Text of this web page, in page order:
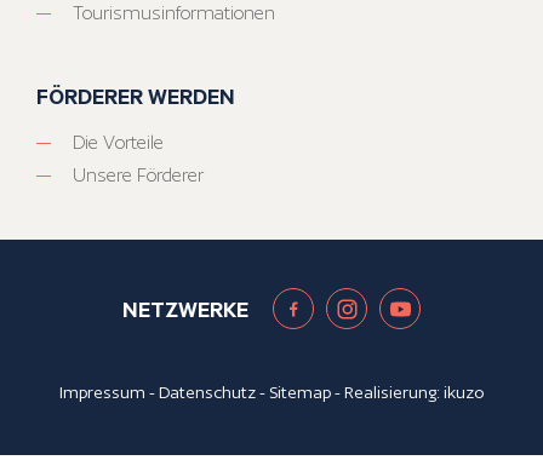
Tourismusinformationen
FÖRDERER WERDEN
Die Vorteile
Unsere Förderer
NETZWERKE
Impressum -Datenschutz- Sitemap- Realisierung:ikuzo